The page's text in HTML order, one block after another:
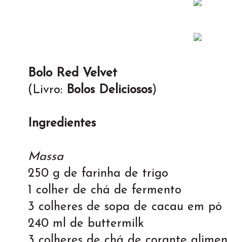
Bolo Red Velvet
(Livro: Bolos Deliciosos)
Ingredientes
Massa
250 g de farinha de trigo
1 colher de chá de fermento
3 colheres de sopa de cacau em pó
240 ml de buttermilk